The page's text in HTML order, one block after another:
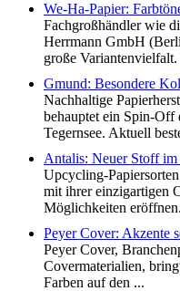
We-Ha-Papier:
Fachgroßhändler wie
Herrmann GmbH
große Variantenvielfalt.
Gmund: Besondere
Nachhaltige
behauptet ein Spin-Off
Tegernsee. Aktuell
Antalis: Neuer Stoff im
Upcycling-
mit ihrer einzigartigen
Möglichkeiten
Peyer Cover: Akzente
Peyer Cover,
Covermaterialien,
Farben auf den ...